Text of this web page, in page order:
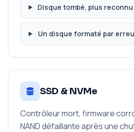
Disque tombé, plus
Un disque formaté par
SSD & NVMe
Contrôleur mort, firmware
NAND défaillante après une